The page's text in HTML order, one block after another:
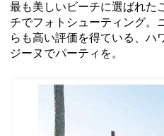
最も美しいビーチに選ばれた
チでフォトシューティング。
らも高い評価を得ている、ハ
ジーヌでパーティを。